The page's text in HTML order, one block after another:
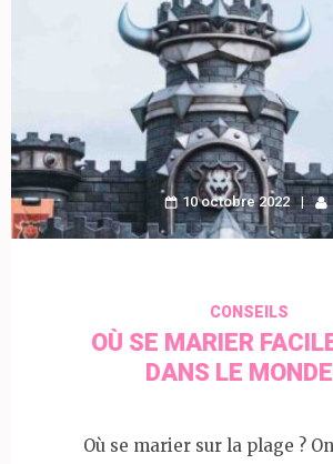
10 octobre 2022
CONSEILS
OÙ SE MARIER
DANS LE
Où se marier sur la plage ?